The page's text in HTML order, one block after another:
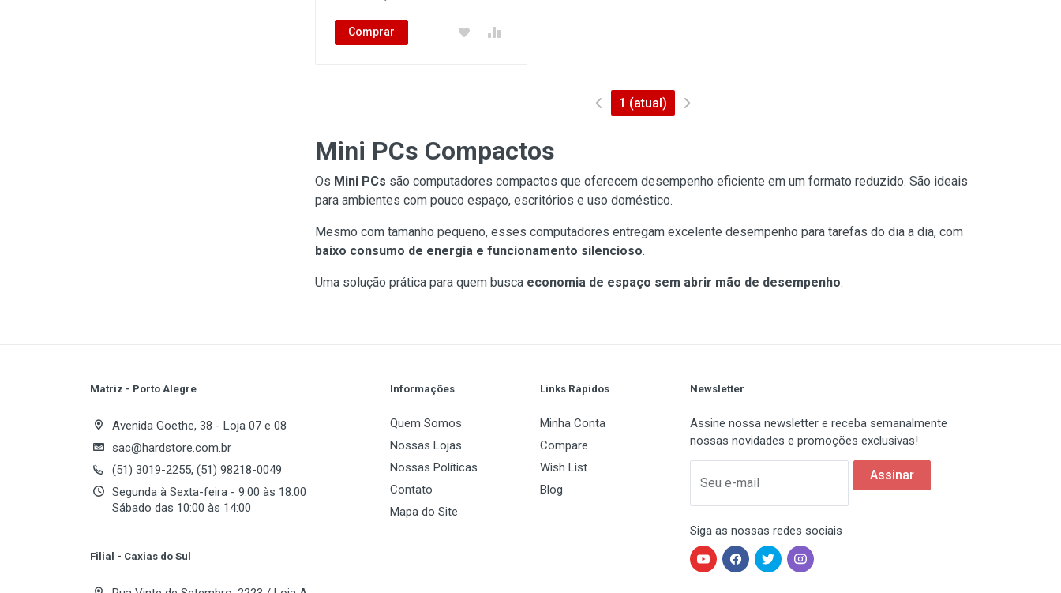
Comprar
1 (atual)
Mini PCs Compactos
Os Mini PCs são computadores compactos que oferecem desempenho eficiente em um formato reduzido. São ideais
para ambientes com pouco espaço, escritórios e uso doméstico.
Mesmo com tamanho pequeno, esses computadores entregam excelente desempenho para tarefas do dia a dia, com
baixo consumo de energia e funcionamento silencioso.
Uma solução prática para quem busca economia de espaço sem abrir mão de desempenho.
Matriz - Porto Alegre
Avenida Goethe, 38 - Loja 07 e 08
sac@hardstore.com.br
(51) 3019-2255, (51) 98218-0049
Segunda à Sexta-feira - 9:00 às 18:00
Sábado das 10:00 às 14:00
Filial - Caxias do Sul
Informações
Quem Somos
Nossas Lojas
Nossas Políticas
Contato
Mapa do Site
Links Rápidos
Minha Conta
Compare
Wish List
Blog
Newsletter
Assine nossa newsletter e receba semanalmente
nossas novidades e promoções exclusivas!
Seu e-mail
Assinar
Siga as nossas redes sociais